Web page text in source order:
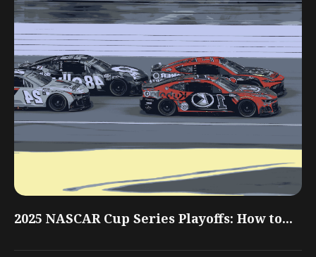
2025 NASCAR Cup Series Playoffs: How to...